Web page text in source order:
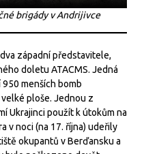
brigády v Andrijivce
západní představitele,
doletu ATACMS. Jedná
menších bomb
ploše. Jednou z
Ukrajinci použít k útokům na
v noci (na 17. října) udeřily
okupantů v Berďansku a